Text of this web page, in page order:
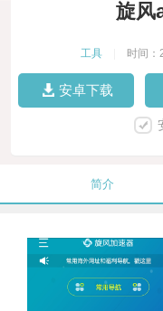
旋风
工具 时间：
安卓下载
简介